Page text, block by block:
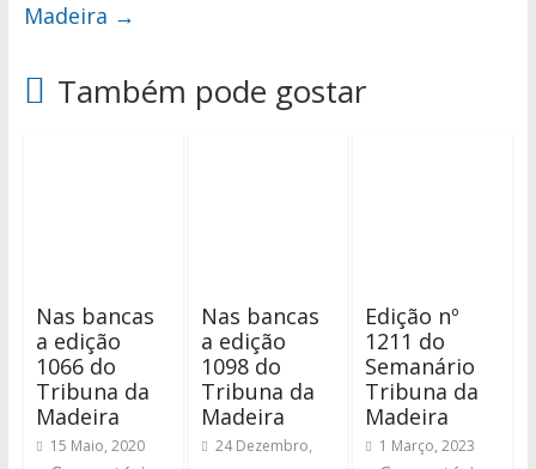
Madeira →
Também pode gostar
Nas bancas
a edição
1066 do
Tribuna da
Madeira
15 Maio, 2020
Nas bancas
a edição
1098 do
Tribuna da
Madeira
24 Dezembro,
Edição nº
1211 do
Semanário
Tribuna da
Madeira
1 Março, 2023